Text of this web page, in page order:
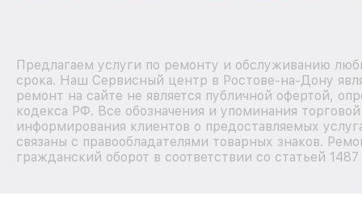
Предлагаем услуги по ремонту и обслуживанию
срока. Наш Сервисный центр в Ростове-на-Дону
ремонт на сайте не является публичной офертой,
кодекса РФ. Все обозначения и упоминания
информирования клиентов о предоставляемых
связаны с правообладателями товарных знаков.
гражданский оборот в соответствии со статьей